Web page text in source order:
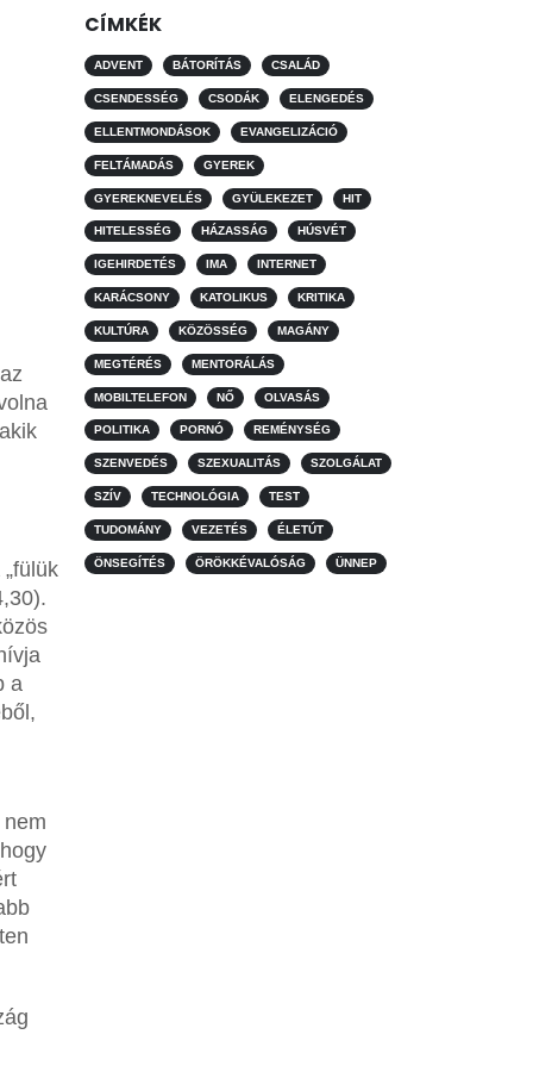
a
CÍMKÉK
ADVENT BÁTORÍTÁS CSALÁD
CSENDESSÉG CSODÁK ELENGEDÉS
ELLENTMONDÁSOK EVANGELIZÁCIÓ
FELTÁMADÁS GYEREK
GYEREKNEVELÉS GYÜLEKEZET HIT
HITELESSÉG HÁZASSÁG HÚSVÉT
IGEHIRDETÉS IMA INTERNET
KARÁCSONY KATOLIKUS KRITIKA
KULTÚRA KÖZÖSSÉG MAGÁNY
MEGTÉRÉS MENTORÁLÁS
MOBILTELEFON NŐ OLVASÁS
POLITIKA PORNÓ REMÉNYSÉG
SZENVEDÉS SZEXUALITÁS SZOLGÁLAT
SZÍV TECHNOLÓGIA TEST
TUDOMÁNY VEZETÉS ÉLETÚT
ÖNSEGÍTÉS ÖRÖKKÉVALÓSÁG ÜNNEP